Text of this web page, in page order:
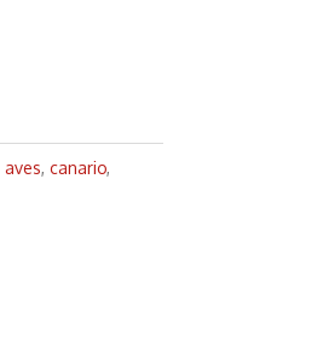
aves, canario,